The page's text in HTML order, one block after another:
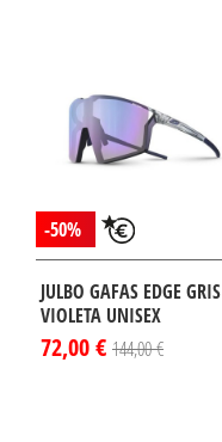
-50%
JULBO GAFAS EDGE GRIS
VIOLETA UNISEX
72,00 € 144,00 €